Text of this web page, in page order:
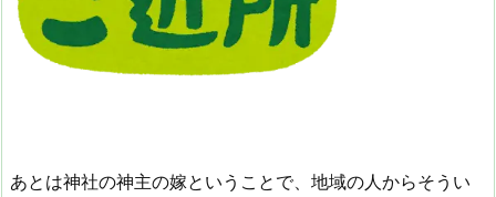
あとは神社の神主の嫁ということで、地域の人からそうい